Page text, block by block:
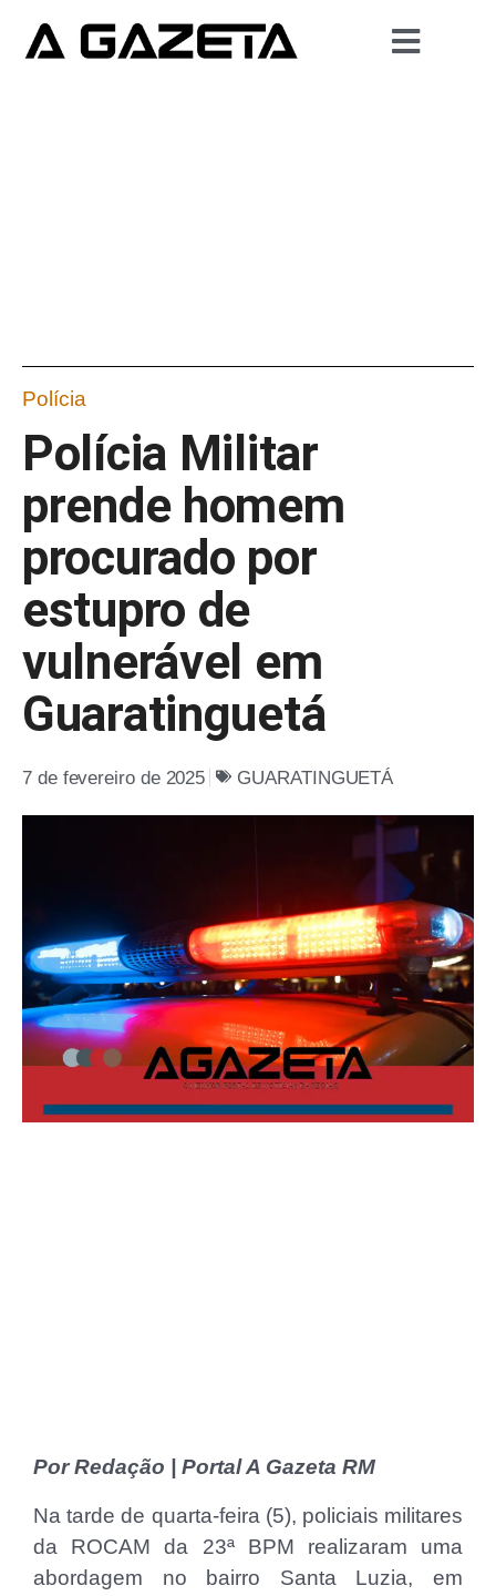
Polícia
Polícia Militar
prende homem
procurado por
estupro de
vulnerável em
Guaratinguetá
7 de fevereiro de 2025 GUARATINGUETÁ
Por Redação | Portal A Gazeta RM
Na tarde de quarta-feira (5), policiais militares
da ROCAM da 23ª BPM realizaram uma
abordagem no bairro Santa Luzia, em